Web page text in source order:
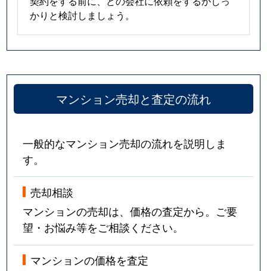
かりと検討しましょう。
マンション売却と査定の流れ
一般的なマンション売却の流れを説明しま
す。
売却相談
マンションの売却は、価格の査定から。ご要
望・お悩み等をご相談ください。
マンションの価格を査定